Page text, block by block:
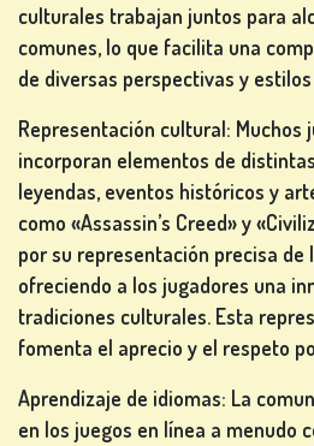
JUEGOS
DE
PÓKER
JUEGOS DE
TRAGAPERRAS
culturales trabajan juntos para
comunes, lo que facilita una
de diversas perspectivas y
Representación cultural: Muchos
incorporan elementos de
leyendas, eventos históricos y
como «Assassin’s Creed» y
por su representación precisa
ofreciendo a los jugadores una
tradiciones culturales. Esta
fomenta el aprecio y el respeto
Aprendizaje de idiomas: La
en los juegos en línea a menudo